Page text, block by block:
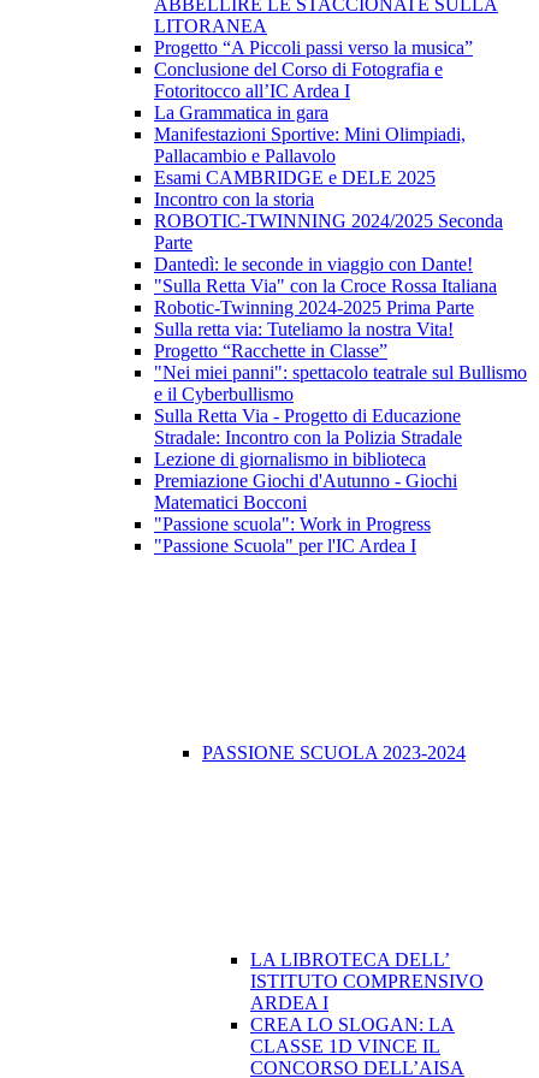
ABBELLIRE LE STACCIONATE SULLA
LITORANEA
Progetto “A Piccoli passi verso la musica”
Conclusione del Corso di Fotografia e
Fotoritocco all’IC Ardea I
La Grammatica in gara
Manifestazioni Sportive: Mini Olimpiadi,
Pallacambio e Pallavolo
Esami CAMBRIDGE e DELE 2025
Incontro con la storia
ROBOTIC-TWINNING 2024/2025 Seconda
Parte
Dantedì: le seconde in viaggio con Dante!
"Sulla Retta Via" con la Croce Rossa Italiana
Robotic-Twinning 2024-2025 Prima Parte
Sulla retta via: Tuteliamo la nostra Vita!
Progetto “Racchette in Classe”
"Nei miei panni": spettacolo teatrale sul Bullismo
e il Cyberbullismo
Sulla Retta Via - Progetto di Educazione
Stradale: Incontro con la Polizia Stradale
Lezione di giornalismo in biblioteca
Premiazione Giochi d'Autunno - Giochi
Matematici Bocconi
"Passione scuola": Work in Progress
"Passione Scuola" per l'IC Ardea I
PASSIONE SCUOLA 2023-2024
LA LIBROTECA DELL’
ISTITUTO COMPRENSIVO
ARDEA I
CREA LO SLOGAN: LA
CLASSE 1D VINCE IL
CONCORSO DELL’AISA